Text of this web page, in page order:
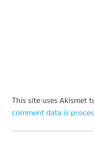
This site uses Akismet
comment data is